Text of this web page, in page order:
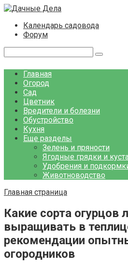
Перейти
контентуКалендарь садовода
Форум
Главная
Огород
Сад
Цветник
Вредители и болезни
Обустройство
Кухня
Еще разделы
Зелень и пряности
Ягодные грядки и
Удобрения и
Животноводство
Главная страница
Какие сорта огурцов
выращивать в
рекомендации
огородников